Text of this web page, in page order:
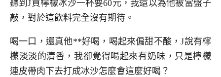
聽到J買檸檬冰沙一杯要60元，我還以為他被當盤子
敲，對於這飲料完全沒有期待。
喝一口，還真他**好喝，喝起來偏甜不酸，J說有檸
檬淡淡的清香，我卻覺得喝起來有奶味，只是檸檬
連皮帶肉下去打成冰沙怎麼會這麼好喝？